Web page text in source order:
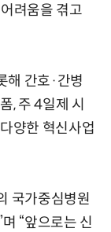
려움을 겪고
해 간호·간병
, 주 4일제 시
양한 혁신사업
국가중심병원
“앞으로는 신